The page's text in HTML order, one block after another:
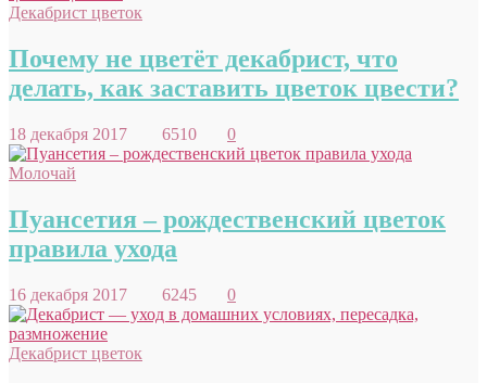
Декабрист цветок
Почему не цветёт декабрист, что
делать, как заставить цветок цвести?
18 декабря 2017 6510 0
Молочай
Пуансетия – рождественский цветок
правила ухода
16 декабря 2017 6245 0
Декабрист цветок